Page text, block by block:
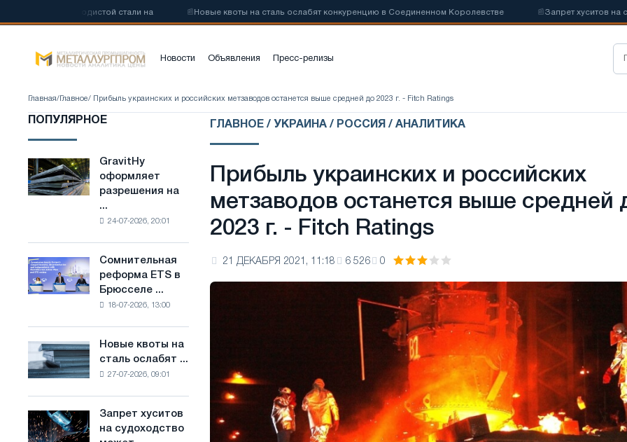
низкоуглеродистой стали на Новые квоты на сталь ослабят конкуренцию в Соединенном Королевстве Запрет хуситов на
Новости Объявления Пресс-релизы
Главная/ Главное/ Прибыль украинских и российских метзаводов останется выше средней до 2023 г. - Fitch Ratings
ПОПУЛЯРНОЕ
GravitHy
оформляет
разрешения
строительство
производству
низкоуглеродистой
основе
водорода
Франции
GravitHy
оформляет
разрешения на
...
24-07-2026, 20:01
Сомнительная
реформа
ETS
отраслевые
ограничения
амбициями
по
борьбе
Сомнительная
реформа ETS в
Брюсселе ...
18-07-2026, 13:00
Новые
квоты
на
конкуренцию
в
Новые квоты на
сталь ослабят ...
27-07-2026, 09:01
Запрет
хуситов
Запрет хуситов
на судоходство
ГЛАВНОЕ / УКРАИНА / РОССИЯ / АНАЛИТИКА
Прибыль украинских и российских
метзаводов останется выше средней
2023 г. - Fitch Ratings
21 ДЕКАБРЯ 2021, 11:18 6 526 0